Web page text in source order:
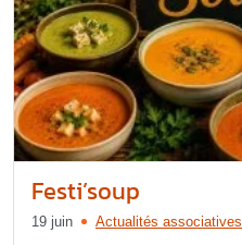
Festi’soup
19 juin Actualités associatives